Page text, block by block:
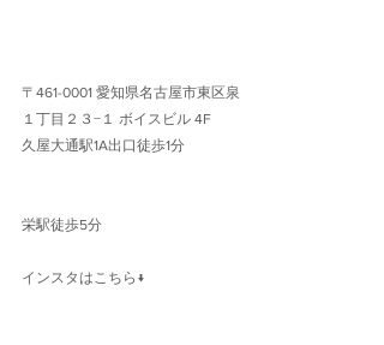
〒461-0001 愛知県名古屋市東区泉
１丁目２３−１ ボイスビル 4F
久屋大通駅1A出口徒歩1分
栄駅徒歩5分
インスタはこちら↓